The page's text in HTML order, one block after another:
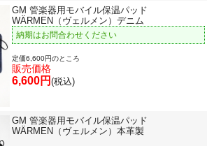
GM 管楽器用モバイル保温パッド
WÄRMEN（ヴェルメン）デニム
納期はお問合わせください
定価6,600円のところ
販売価格
6,600円 (税込)
GM 管楽器用モバイル保温パッド
WÄRMEN（ヴェルメン）本革製